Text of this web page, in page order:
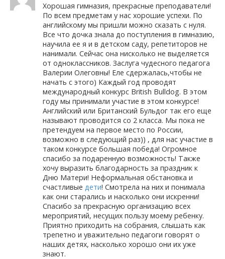
Хорошая гимназия, прекрасные преподаватели!
По всем предметам у нас хорошие успехи. По
английскому мы пришли можно сказать с нуля.
Все что дочка знала до поступления в гимназию,
научила ее я и в детском саду, репетиторов не
нанимали. Сейчас она нисколько не выделяется
от одноклассников. Заслуга чудесного педагога
Валерии Олеговны! Еле сдержалась,чтобы не
начать с этого) Каждый год проводят
международный конкурс British Bulldog. В этом
году мы принимали участие в этом конкурсе!
Английский или Британский Бульдог так его еще
называют проводится со 2 класса. Мы пока не
претендуем на первое место по России,
возможно в следующий раз)) , для нас участие в
таком конкурсе большая победа! Огромное
спасибо за подаренную возможность! Также
хочу выразить благодарность за праздник к
Дню Матери! Неформальная обстановка и
счастливые дети! Смотрела на них и понимала
как они старались и насколько они искренни!
Спасибо за прекрасную организацию всех
мероприятий, несущих пользу моему ребенку.
Приятно приходить на собрания, слышать как
трепетно и уважительно педагоги говорят о
наших детях, насколько хорошо они их уже
знают.